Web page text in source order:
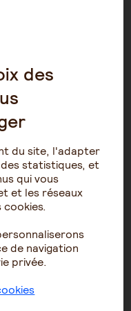
des malades et à la
zones d’ombre qui
la réglementation
les droits du
volonté exprimée de la
de
des
du site, l'adapter
statistiques, et
qui vous
et les réseaux
cookies.
de navigation
privée.